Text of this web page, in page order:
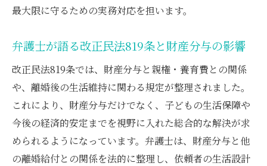
最大限に守るための実務対応を担います。
弁護士が語る改正民法819条と財産分与の影響
改正民法819条では、財産分与と親権・養育費との関係
や、離婚後の生活維持に関わる規定が整理されました。
これにより、財産分与だけでなく、子どもの生活保障や
今後の経済的安定までを視野に入れた総合的な解決が求
められるようになっています。弁護士は、財産分与と他
の離婚給付との関係を法的に整理し、依頼者の生活設計